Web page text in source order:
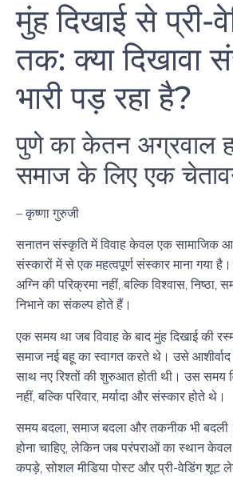
मुंह दिखाई से प्री-
तक: क्या दिखावा
भारी पड़ रहा है?
पुणे का केतन अग्रवाल
समाज के लिए एक
– कृष्णा गुरुजी
सनातन संस्कृति में विवाह केवल एक सामाजिक
संस्कारों में से एक महत्वपूर्ण संस्कार माना गया
अग्नि की परिक्रमा नहीं, बल्कि विश्वास,
निभाने का संकल्प होते हैं।
एक समय था जब विवाह के बादमुंह दिखाईकी
समाज नई बहू का स्वागत करते थे। उसे
साथ नए रिश्तों की शुरुआत होती थी। उस समय
नहीं, बल्कि परिवार, मर्यादा और संस्कार होते थे।
समय बदला, समाज बदला और तकनीक भी
होना चाहिए, लेकिन जब परंपराओं का स्थान
कपड़े, सोशल मीडिया पोस्ट औरप्री-वेडिंग शूट